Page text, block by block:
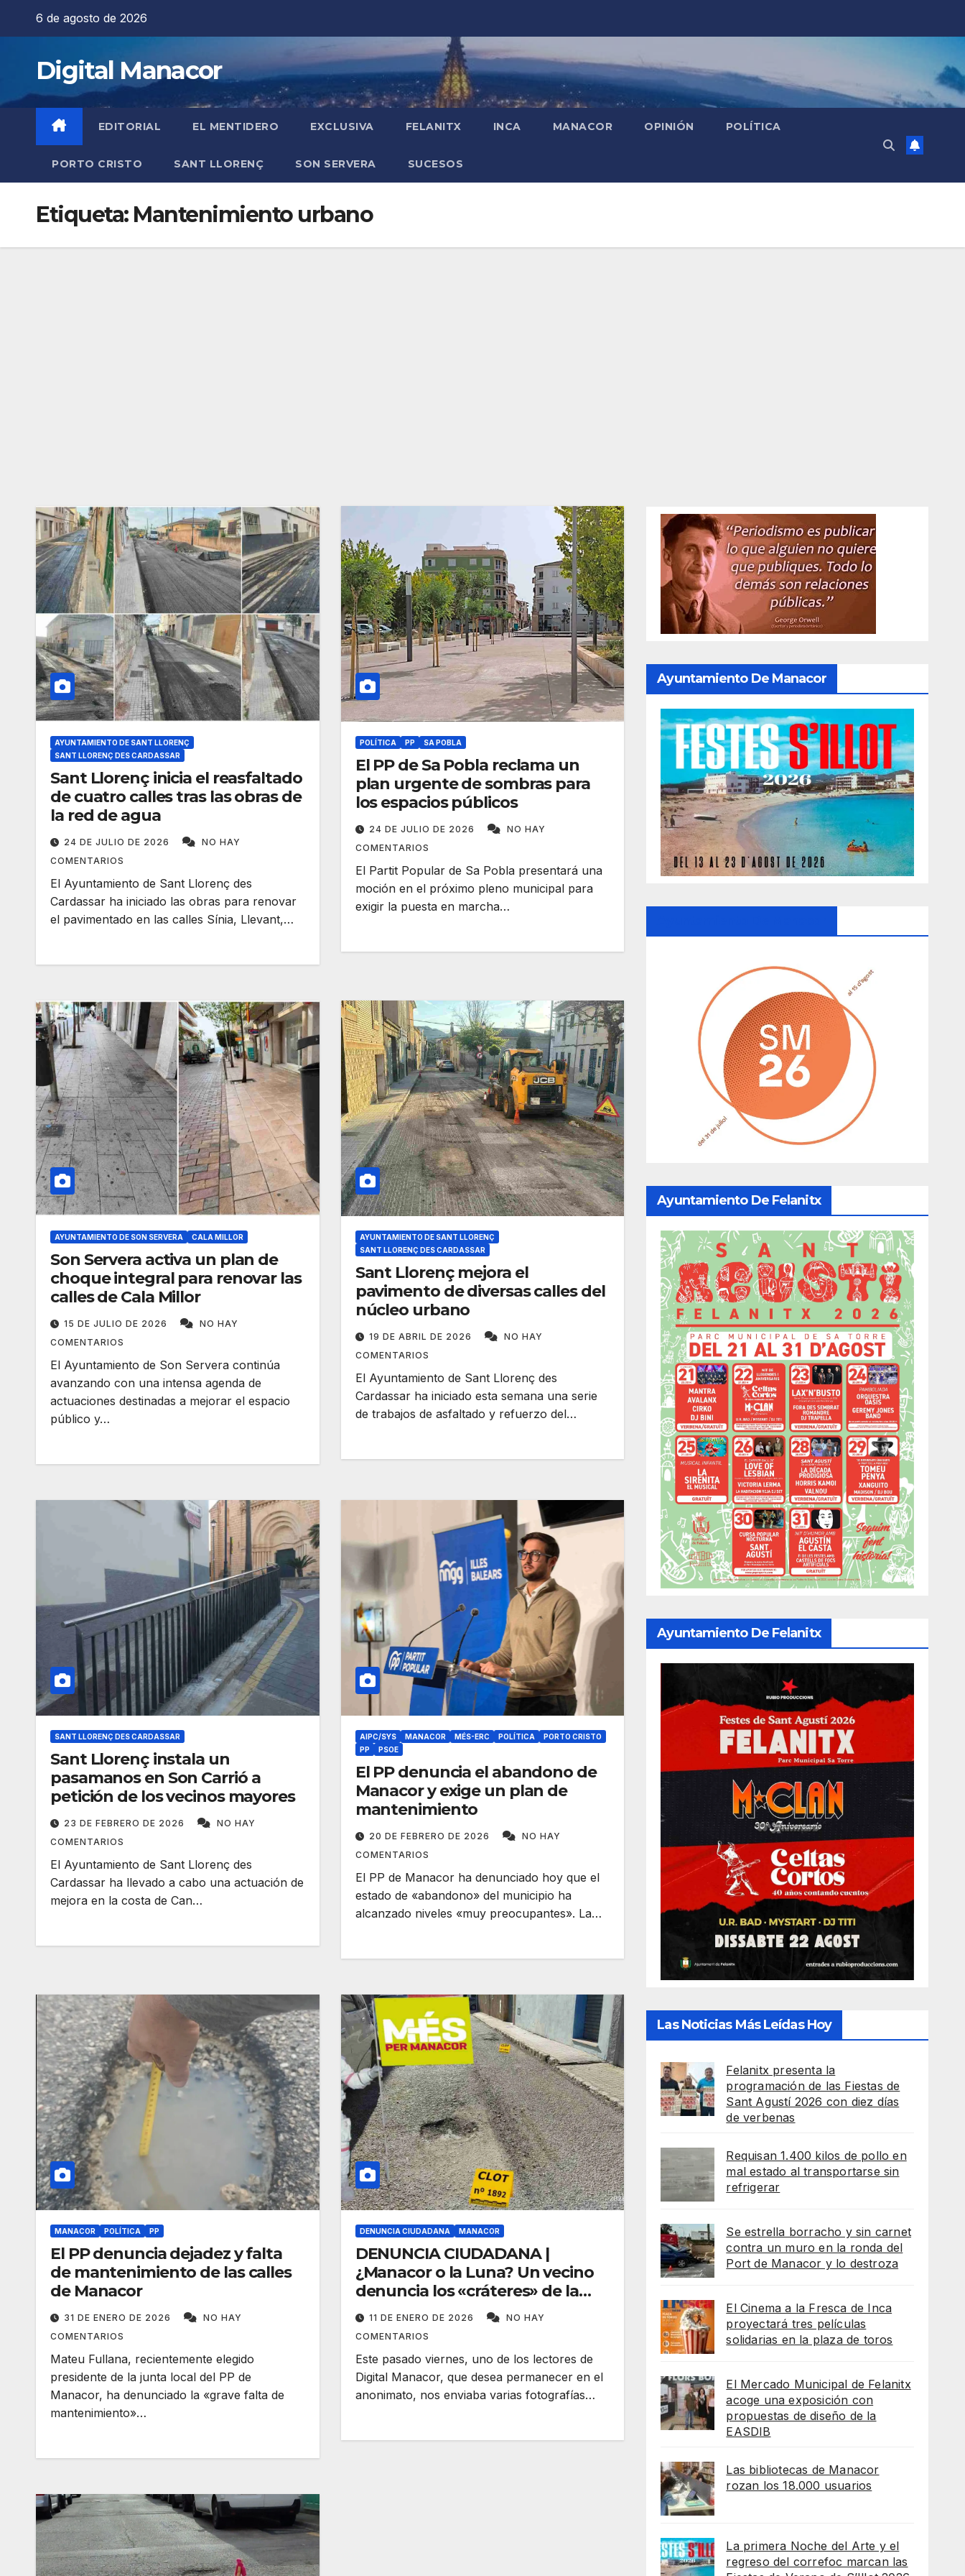
6 de agosto de 2026
Digital Manacor
EDITORIAL EL MENTIDERO EXCLUSIVA FELANITX INCA MANACOR OPINIÓN POLÍTICA
PORTO CRISTO SANT LLORENÇ SON SERVERA SUCESOS
Etiqueta: Mantenimiento urbano
AYUNTAMIENTO DE SANT LLORENÇ
SANT LLORENÇ DES CARDASSAR
Sant Llorenç inicia el reasfaltado
de cuatro calles tras las obras de
la red de agua
24 DE JULIO DE 2026
NO HAY
COMENTARIOS
El Ayuntamiento de Sant Llorenç des
Cardassar ha iniciado las obras para renovar
el pavimentado en las calles Sínia, Llevant,…
POLÍTICA PP SA POBLA
El PP de Sa Pobla reclama un
plan urgente de sombras para
los espacios públicos
24 DE JULIO DE 2026
NO HAY
COMENTARIOS
El Partit Popular de Sa Pobla presentará una
moción en el próximo pleno municipal para
exigir la puesta en marcha…
AYUNTAMIENTO DE SON SERVERA CALA MILLOR
Son Servera activa un plan de
choque integral para renovar las
calles de Cala Millor
15 DE JULIO DE 2026
NO HAY
COMENTARIOS
El Ayuntamiento de Son Servera continúa
avanzando con una intensa agenda de
actuaciones destinadas a mejorar el espacio
público y…
AYUNTAMIENTO DE SANT LLORENÇ
SANT LLORENÇ DES CARDASSAR
Sant Llorenç mejora el
pavimento de diversas calles del
núcleo urbano
19 DE ABRIL DE 2026
NO HAY
COMENTARIOS
El Ayuntamiento de Sant Llorenç des
Cardassar ha iniciado esta semana una serie
de trabajos de asfaltado y refuerzo del…
SANT LLORENÇ DES CARDASSAR
Sant Llorenç instala un
pasamanos en Son Carrió a
petición de los vecinos mayores
23 DE FEBRERO DE 2026
NO HAY
COMENTARIOS
El Ayuntamiento de Sant Llorenç des
Cardassar ha llevado a cabo una actuación de
mejora en la costa de Can…
AIPC/SYS MANACOR MÉS-ERC POLÍTICA
PORTO CRISTO
PP
PSOE
El PP denuncia el abandono de
Manacor y exige un plan de
mantenimiento
20 DE FEBRERO DE 2026
NO HAY
COMENTARIOS
El PP de Manacor ha denunciado hoy que el
estado de «abandono» del municipio ha
alcanzado niveles «muy preocupantes». La…
MANACOR POLÍTICA PP
El PP denuncia dejadez y falta
de mantenimiento de las calles
de Manacor
31 DE ENERO DE 2026
NO HAY
COMENTARIOS
Mateu Fullana, recientemente elegido
presidente de la junta local del PP de
Manacor, ha denunciado la «grave falta de
mantenimiento»…
DENUNCIA CIUDADANA MANACOR
DENUNCIA CIUDADANA |
¿Manacor o la Luna? Un vecino
denuncia los «cráteres» de la
ciudad
11 DE ENERO DE 2026
NO HAY
COMENTARIOS
Este pasado viernes, uno de los lectores de
Digital Manacor, que desea permanecer en el
anonimato, nos enviaba varias fotografías…
Ayuntamiento De Manacor
Ayuntamiento De Felanitx
Ayuntamiento De Felanitx
Las Noticias Más Leídas Hoy
Felanitx presenta la
programación de las Fiestas de
Sant Agustí 2026 con diez días
de verbenas
Requisan 1.400 kilos de pollo en
mal estado al transportarse sin
refrigerar
Se estrella borracho y sin carnet
contra un muro en la ronda del
Port de Manacor y lo destroza
El Cinema a la Fresca de Inca
proyectará tres películas
solidarias en la plaza de toros
El Mercado Municipal de Felanitx
acoge una exposición con
propuestas de diseño de la
EASDIB
Las bibliotecas de Manacor
rozan los 18.000 usuarios
La primera Noche del Arte y el
regreso del correfoc marcan las